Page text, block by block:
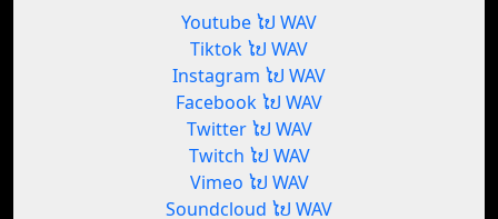
Youtube ໄປ WAV
Tiktok ໄປ WAV
Instagram ໄປ WAV
Facebook ໄປ WAV
Twitter ໄປ WAV
Twitch ໄປ WAV
Vimeo ໄປ WAV
Soundcloud ໄປ WAV